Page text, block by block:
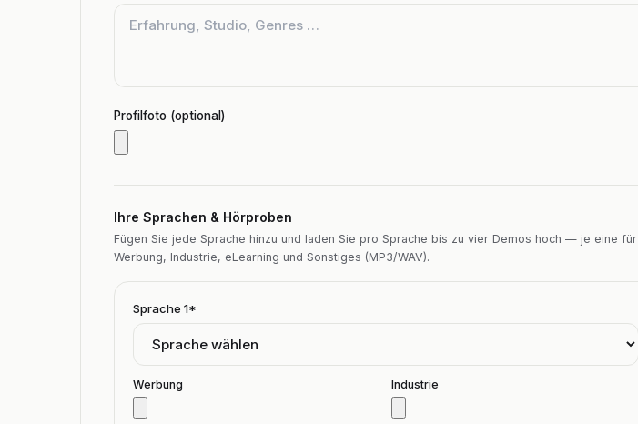
Profilfoto (optional)
Ihre Sprachen & Hörproben
Fügen Sie jede Sprache hinzu und laden Sie pro Sprache bis zu vier Demos hoch — je eine für
Werbung, Industrie, eLearning und Sonstiges (MP3/WAV).
Sprache 1*
Werbung Industrie